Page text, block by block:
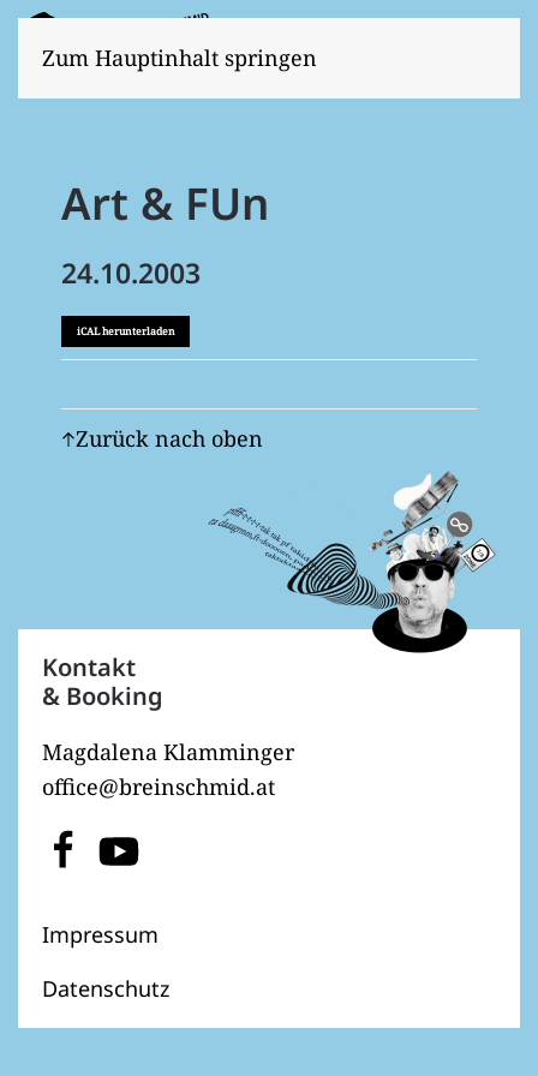
Zum Hauptinhalt springen
Art & FUn
24.10.2003
iCAL herunterladen
Zurück nach oben
Kontakt
& Booking
Magdalena Klamminger
office@breinschmid.at
Impressum
Datenschutz